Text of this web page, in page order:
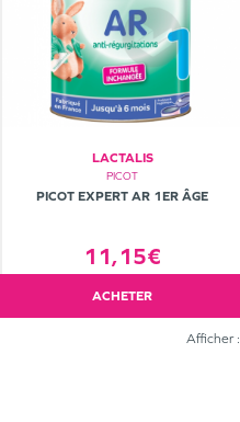
LACTALIS
PICOT
PICOT EXPERT AR 1ER ÂGE
11,15€
ACHETER
Afficher :